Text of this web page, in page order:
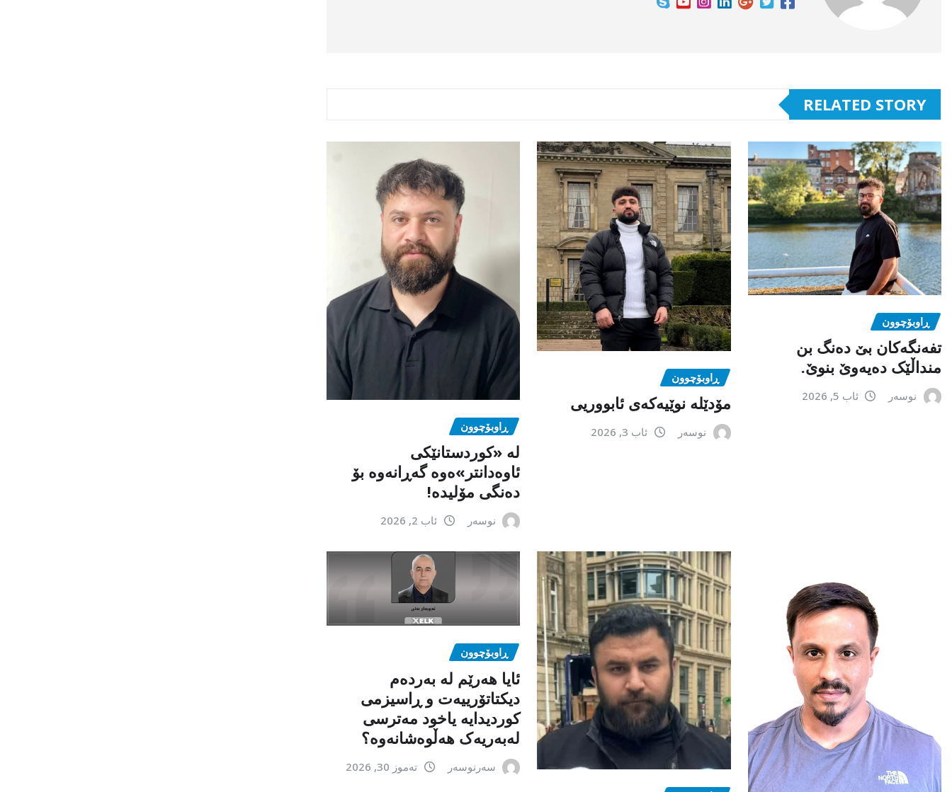
RELATED STORY
ڕاوبۆچوون
تفەنگەکان بێ دەنگ بن
منداڵێک دەیەوێ بنوێ.
نوسەر ئاب 5, 2026
ڕاوبۆچوون
مۆدێلە نوێیەکەى ئابووریی
نوسەر ئاب 3, 2026 ڕاوبۆچوون
لە «کوردستانێکی
ئاوەدانتر»ەوە گەڕانەوە بۆ
دەنگی مۆلیدە!
نوسەر ئاب 2, 2026
ڕاوبۆچوون
ئایا هەرێم لە بەردەم
دیکتاتۆرییەت و ڕاسیزمی
کوردیدایە یاخود مەترسی
لەبەریەک هەڵوەشانەوە؟
سەرنوسەر تەموز 30, 2026